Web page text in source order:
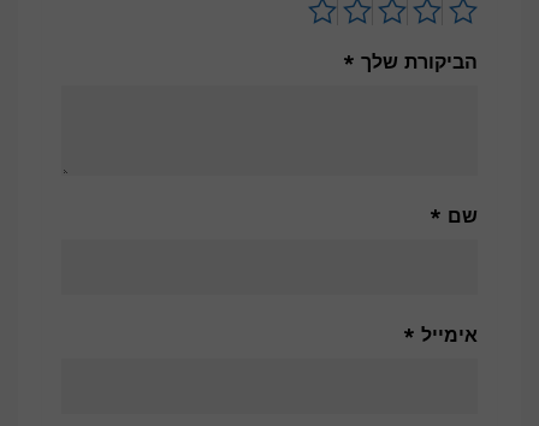
הביקורת שלך *
שם *
אימייל *